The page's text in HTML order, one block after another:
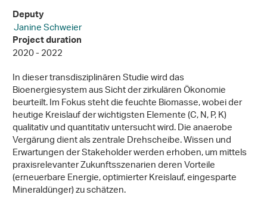
Deputy
Janine Schweier
Project duration
2020 - 2022
In dieser transdisziplinären Studie wird das
Bioenergiesystem aus Sicht der zirkulären Ökonomie
beurteilt. Im Fokus steht die feuchte Biomasse, wobei der
heutige Kreislauf der wichtigsten Elemente (C, N, P, K)
qualitativ und quantitativ untersucht wird. Die anaerobe
Vergärung dient als zentrale Drehscheibe. Wissen und
Erwartungen der Stakeholder werden erhoben, um mittels
praxisrelevanter Zukunftsszenarien deren Vorteile
(erneuerbare Energie, optimierter Kreislauf, eingesparte
Mineraldünger) zu schätzen.